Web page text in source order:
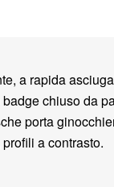
a rapida
chiuso da
porta
a contrasto.